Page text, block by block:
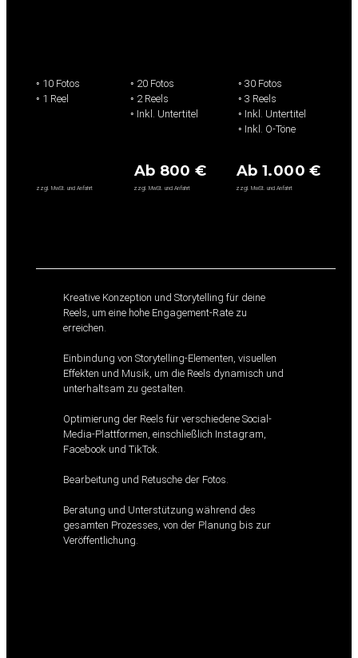
Kreative Konzeption und Storytelling für deine
Reels, um eine hohe Engagement-Rate zu
erreichen.
Einbindung von Storytelling-Elementen, visuellen
Effekten und Musik, um die Reels dynamisch und
unterhaltsam zu gestalten.
Optimierung der Reels für verschiedene Social-
Media-Plattformen, einschließlich Instagram,
Facebook und TikTok.
Bearbeitung und Retusche der Fotos.
Beratung und Unterstützung während des
gesamten Prozesses, von der Planung bis zur
Veröffentlichung.
◦ 30 Fotos
◦ 3 Reels
◦ Inkl. Untertitel
◦ Inkl. O-Töne
◦ 20 Fotos
◦ 2 Reels
◦ Inkl. Untertitel
◦ 10 Fotos
◦ 1 Reel
Ab 800 € Ab 1.000 €
zzgl. MwSt. und Anfahrt zzgl. MwSt. und Anfahrt zzgl. MwSt. und Anfahrt